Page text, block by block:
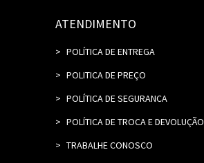
ATENDIMENTO
POLÍTICA DE ENTREGA
POLITICA DE PREÇO
POLÍTICA DE SEGURANCA
POLÍTICA DE TROCA E DEVOLUÇÃO
TRABALHE CONOSCO